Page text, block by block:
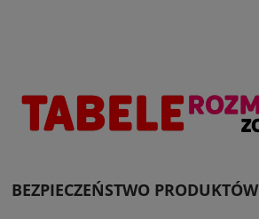
BEZPIECZEŃSTWO PRODUKTÓW